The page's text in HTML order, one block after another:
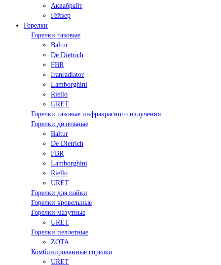
Аквабрайт
Гейзер
Горелки
Горелки газовые
Baltur
De Dietrich
FBR
Iranradiator
Lamborghini
Riello
URET
Горелки газовые инфракрасного излучения
Горелки дизельные
Baltur
De Dietrich
FBR
Lamborghini
Riello
URET
Горелки для пайки
Горелки кровельные
Горелки мазутные
URET
Горелки пеллетные
ZOTA
Комбинированные горелки
URET